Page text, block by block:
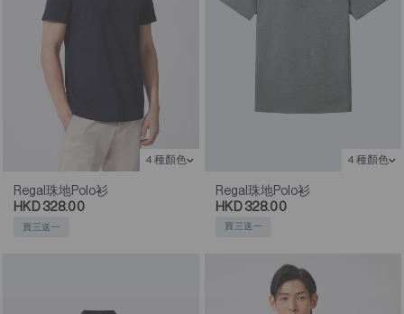
4 種顏色
Regal珠地Polo衫
HKD 328.00
買三送一
4 種顏色
Regal珠地Polo衫
HKD 328.00
買三送一